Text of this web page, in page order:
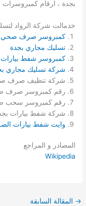
بجدة ، ارقام
خدمالت شركة الرواد
كمبروسر صرف صحي
تسليك مجاري بجدة
كمبروسر شفط
شركة تسليك مجاري
شركة تنظيف صرف
رقم كمبروسر صرف
رقم كمبروسر سحب
شركة شفط بيارات
وايت شفط بيارات
المصادر و المراجع
Wikipedia
→ المقالة السابقة